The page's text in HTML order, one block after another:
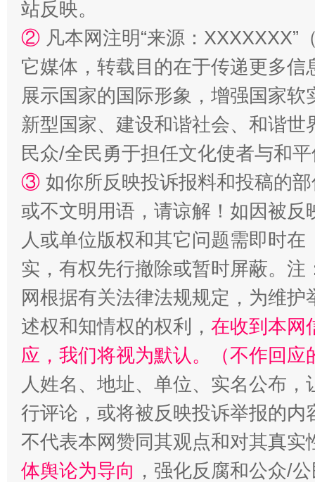
站台名比不上好声名
漫山遍野的桃花与雪山、麦地、白藏房 除
招工难、用工荒背后
站反映。
② 凡本网注明“来源：
它媒体，转载目的在于传递更多
展示国家的国际形象，增强国家
新型国家、建设和谐社会、和谐
民众/全民勇于担任文化使者与和
③ 如你所反映投诉报料和投稿的
或不文明用语，请谅解！如因被
人或单位版权和其它问题需即时在
实，有权先行撤除或暂时屏蔽。
网根据有关法律法规规定，为维
述权和知情权的权利， 在收到本网
应，我们将视为默认。（不作回应
人姓名、地址、单位、实名公布
行评论，或将被反映投诉举报的
不代表本网赞同其观点和对其真实
体舆论为导向 ，强化反腐和公众/